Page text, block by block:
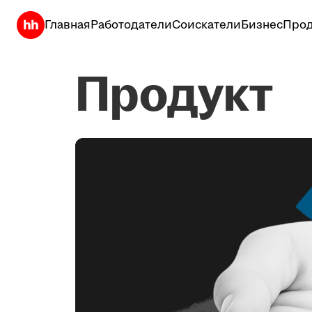
ГлавнаяРаботодателиСоискателиБизнес
Продукт